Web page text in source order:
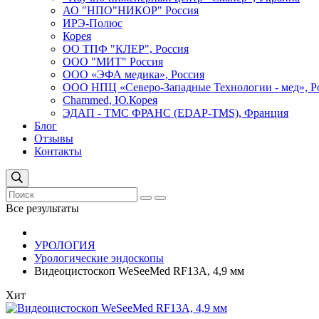
АО "НПО"НИКОР" Россия
ИРЭ-Полюс
Корея
ОО ТПФ "КЛЕР", Россия
ООО "МИТ" Россия
ООО «ЭФА медика», Россия
ООО НПЦ «Северо-Западные Технологии - мед»,
Сhammed, Ю.Корея
ЭДАП - ТМС ФРАНС (EDAP-TMS), Франция
Блог
Отзывы
Контакты
Все результаты
УРОЛОГИЯ
Урологические эндоскопы
Видеоцистоскоп WeSeeMed RF13A, 4,9 мм
Хит